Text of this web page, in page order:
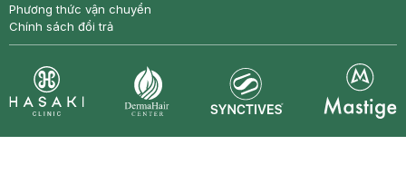
Phương thức vận chuyển
Chính sách đổi trả